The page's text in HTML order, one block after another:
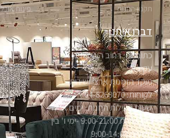
תקנון החנות
פינות אוכל
דברו איתנו
כתובתנו: רחוב הערבה 1, אור
עקיבא
מוקד הזמנות ארצי ושירות
לקוחות: 04-8268070
שעות פעילות החנות: ימים א'-ה'
בין השעות 9:00-21:00 -ימי ו' בין
השעות 9:00-14:00